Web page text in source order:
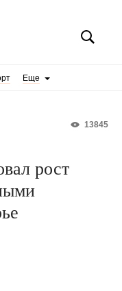
Еще
13845
рост